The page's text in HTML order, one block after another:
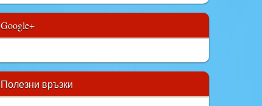
Google+
Полезни връзки